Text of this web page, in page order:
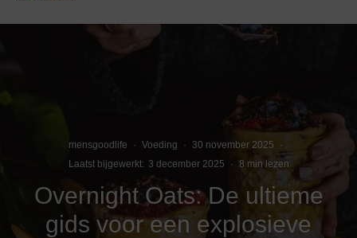
mensgoodlife · Voeding · 30 november 2025
·
Laatst bijgewerkt: 3 december 2025 · 8 min lezen
Overnight Oats: De ultieme
gids voor een explosieve